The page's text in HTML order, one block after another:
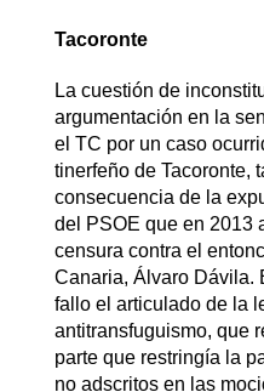
Tacoronte
La cuestión de
argumentación en la
el TC por un caso
tinerfeño de Tacoronte,
consecuencia de la
del PSOE que en 2013
censura contra el
Canaria, Álvaro Dávila.
fallo el articulado de la
antitransfuguismo, que
parte que restringía la
no adscritos en las